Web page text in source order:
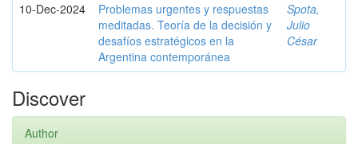
10-Dec-2024
Problemas urgentes y respuestas
meditadas. Teoría de la decisión y
desafíos estratégicos en la
Argentina contemporánea
Spota,
Julio
César
Discover
Author